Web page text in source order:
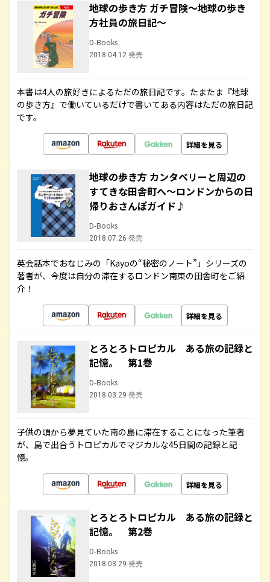
地球の歩き方 ガチ冒険～地球の歩き
方社員の旅日記～
D-Books
2018.04.12 発売
本書は4人の旅好きによるただの旅日記です。たまたま『地球
の歩き方』で働いているだけで書いてある内容はただの旅日記
です。
詳細を見る
地球の歩き方 カンタベリーと周辺の
すてきな田舎町へ～ロンドンからの日
帰りおさんぽガイド♪
D-Books
2018.07.26 発売
英会話本でおなじみの「Kayoの“秘密のノート”」シリーズの
著者が、今度は自分の滞在するロンドン南東の田舎町をご紹
介！
詳細を見る
とろとろトロピカル ある旅の記録と
記憶。 第1巻
D-Books
2018.03.29 発売
子供の頃から夢見ていた南の島に滞在することになった筆者
が、島で出合うトロピカルでマジカルな45日間の記録と記
憶。
詳細を見る
とろとろトロピカル ある旅の記録と
記憶。 第2巻
D-Books
2018.03.29 発売